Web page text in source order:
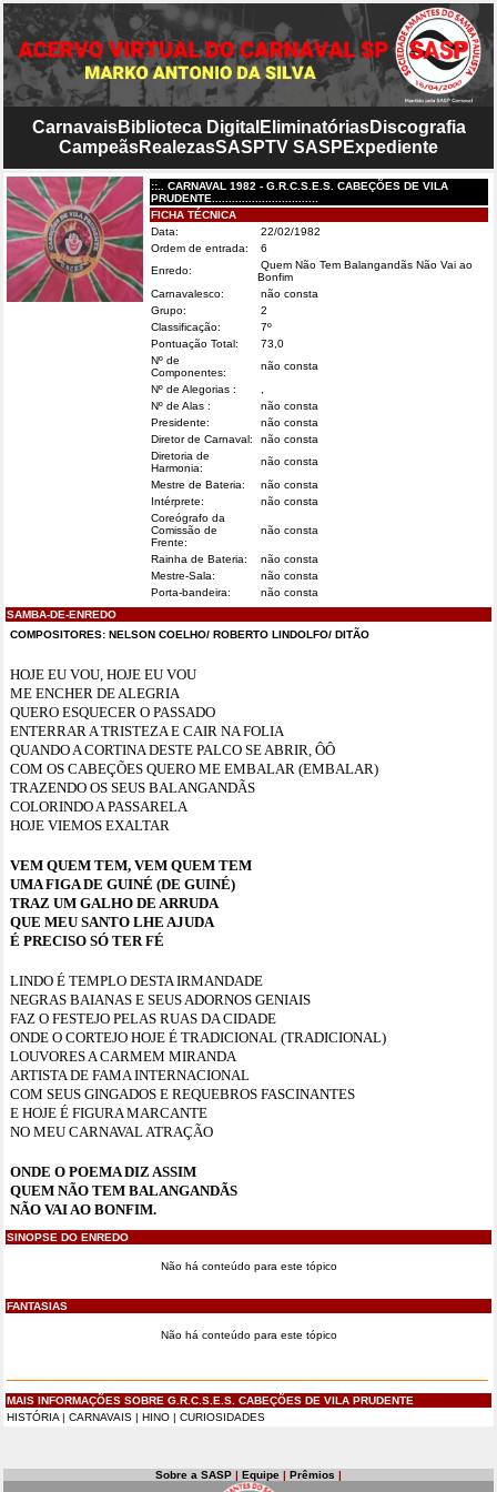
CarnavaisBiblioteca Digital EliminatóriasDiscografia
CampeãsRealezasSASPTV SASP Expediente
::.. CARNAVAL 1982 - G.R.C.S.E.S. CABEÇÕES DE VILA
PRUDENTE................................
FICHA TÉCNICA
Data:
22/02/1982
Ordem de entrada:
6
Enredo:
Quem Não Tem Balangandãs Não Vai ao
Bonfim
Carnavalesco:
não consta
Grupo:
2
Classificação:
7º
Pontuação Total:
73,0
Nº de
Componentes:
não consta
Nº de Alegorias :
Nº de Alas :
não consta
Presidente:
não consta
Diretor de Carnaval:
não consta
Diretoria de
Harmonia:
não consta
Mestre de Bateria:
não consta
Intérprete:
não consta
Coreógrafo da
Comissão de
Frente:
não consta
Rainha de Bateria:
não consta
Mestre-Sala:
não consta
Porta-bandeira:
não consta
SAMBA-DE-ENREDO
COMPOSITORES: NELSON COELHO/ ROBERTO LINDOLFO/ DITÃO
HOJE EU VOU, HOJE EU VOU
ME ENCHER DE ALEGRIA
QUERO ESQUECER O PASSADO
ENTERRAR A TRISTEZA E CAIR NA FOLIA
QUANDO A CORTINA DESTE PALCO SE ABRIR, ÔÔ
COM OS CABEÇÕES QUERO ME EMBALAR (EMBALAR)
TRAZENDO OS SEUS BALANGANDÃS
COLORINDO A PASSARELA
HOJE VIEMOS EXALTAR
VEM QUEM TEM, VEM QUEM TEM
UMA FIGA DE GUINÉ (DE GUINÉ)
TRAZ UM GALHO DE ARRUDA
QUE MEU SANTO LHE AJUDA
É PRECISO SÓ TER FÉ
LINDO É TEMPLO DESTA IRMANDADE
NEGRAS BAIANAS E SEUS ADORNOS GENIAIS
FAZ O FESTEJO PELAS RUAS DA CIDADE
ONDE O CORTEJO HOJE É TRADICIONAL (TRADICIONAL)
LOUVORES A CARMEM MIRANDA
ARTISTA DE FAMA INTERNACIONAL
COM SEUS GINGADOS E REQUEBROS FASCINANTES
E HOJE É FIGURA MARCANTE
NO MEU CARNAVAL ATRAÇÃO
ONDE O POEMA DIZ ASSIM
QUEM NÃO TEM BALANGANDÃS
NÃO VAI AO BONFIM.
SINOPSE DO ENREDO
Não há conteúdo para este tópico
FANTASIAS
Não há conteúdo para este tópico
MAIS INFORMAÇÕES SOBRE G.R.C.S.E.S. CABEÇÕES DE VILA PRUDENTE
HISTÓRIA | CARNAVAIS | HINO | CURIOSIDADES
Sobre a SASP | Equipe | Prêmios |